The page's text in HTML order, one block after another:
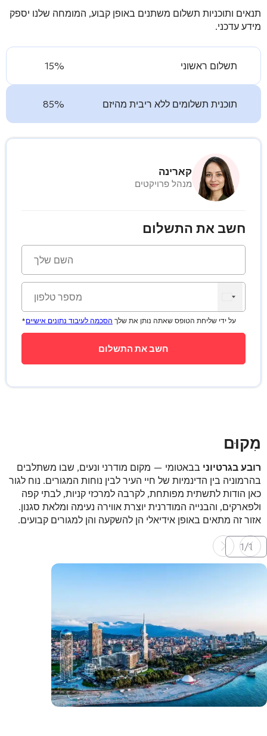
תנאים ותוכניות תשלום משתנים באופן קבוע, המומחה שלנו יספק
מידע עדכני.
תשלום ראשוני 15%
תוכנית תשלומים ללא ריבית מהיזם 85%
קארינה
מנהל פרויקטים
חשב את התשלום
*על ידי שליחת הטופס שאתה נותן את שלך הסכמה לעיבוד נתונים אישיים
מִקוּם
רובע בגרטיוני בבאטומי — מקום מודרני ונעים, שבו משתלבים
בהרמוניה בין הדינמיות של חיי העיר לבין נוחות המגורים. נוח לגור
כאן הודות לתשתית מפותחת, לקרבה למרכזי קניות, לבתי קפה
ולפארקים, והבנייה המודרנית יוצרת אווירה נעימה ומלאת סגנון.
אזור זה מתאים באופן אידיאלי הן להשקעה והן למגורים קבועים.
1
/
1